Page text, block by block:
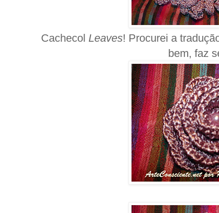
Cachecol Leaves! Procurei a
bem, faz